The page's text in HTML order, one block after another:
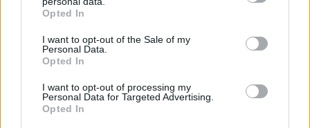
grant or deny consent to Google and its third-party tags to
use your data for below specified purposes in below Google
consent section.
Opted In
I want to opt-out of the Sale of my
Personal Data.
Opted In
I want to opt-out of processing my
Personal Data for Targeted Advertising.
Opted In
ελικόπτερό του στο Σαρακήνικο με εκατοντάδες
λουόμενους - Παρέμβαση Εισαγγελέα